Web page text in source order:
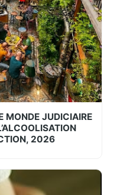
MONDE JUDICIAIRE
2026